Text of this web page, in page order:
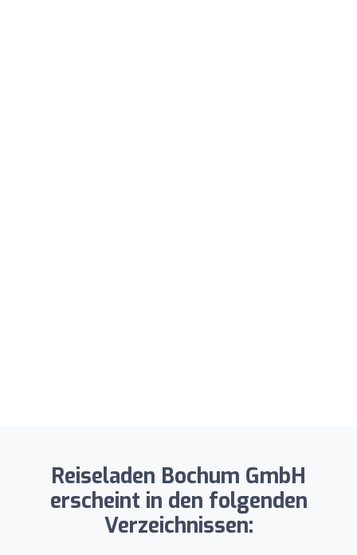
Reiseladen Bochum GmbH
erscheint in den folgenden
Verzeichnissen: